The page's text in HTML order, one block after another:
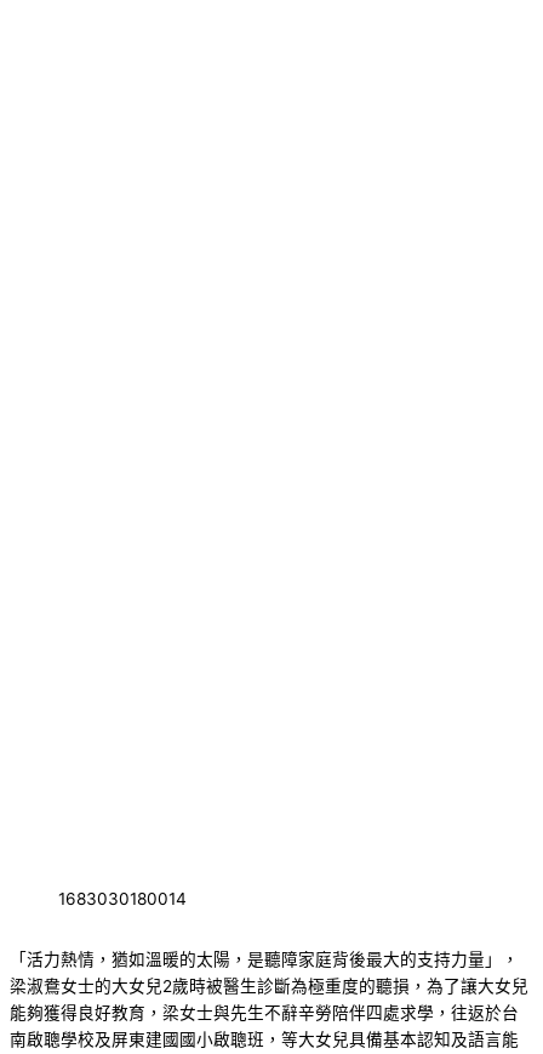
1683030180014
「活力熱情，猶如溫暖的太陽，是聽障家庭背後最大的支持力量」，
梁淑鴦女士的大女兒2歲時被醫生診斷為極重度的聽損，為了讓大女兒
能夠獲得良好教育，梁女士與先生不辭辛勞陪伴四處求學，往返於台
南啟聰學校及屏東建國國小啟聰班，等大女兒具備基本認知及語言能